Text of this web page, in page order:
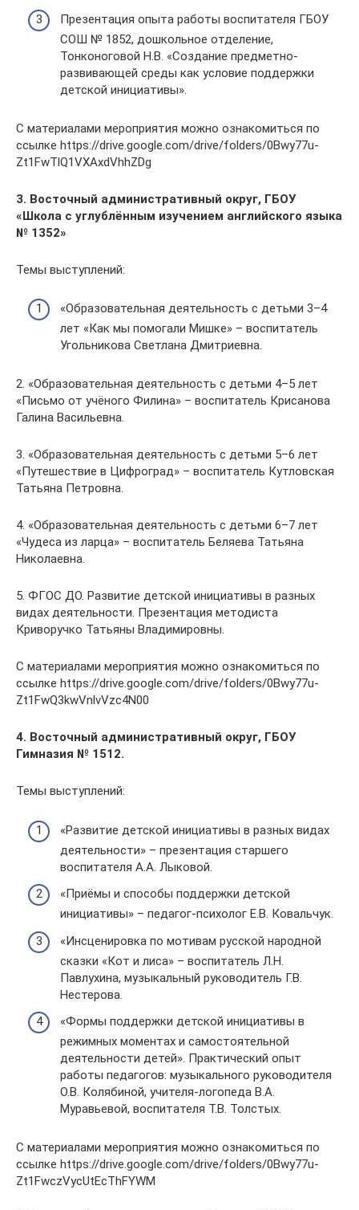
Презентация опыта работы воспитателя ГБОУ
СОШ № 1852, дошкольное отделение,
Тонконоговой Н.В. «Создание предметно-
развивающей среды как условие поддержки
детской инициативы».
С материалами мероприятия можно ознакомиться по
ссылке https://drive.google.com/drive/folders/0Bwy77u-
Zt1FwTlQ1VXAxdVhhZDg
3. Восточный административный округ, ГБОУ
«Школа с углублённым изучением английского языка
№ 1352»
Темы выступлений:
«Образовательная деятельность с детьми 3–4
лет «Как мы помогали Мишке» – воспитатель
Угольникова Светлана Дмитриевна.
2. «Образовательная деятельность с детьми 4–5 лет
«Письмо от учёного Филина» – воспитатель Крисанова
Галина Васильевна.
3. «Образовательная деятельность с детьми 5–6 лет
«Путешествие в Цифроград» – воспитатель Кутловская
Татьяна Петровна.
4. «Образовательная деятельность с детьми 6–7 лет
«Чудеса из ларца» – воспитатель Беляева Татьяна
Николаевна.
5. ФГОС ДО. Развитие детской инициативы в разных
видах деятельности. Презентация методиста
Криворучко Татьяны Владимировны.
С материалами мероприятия можно ознакомиться по
ссылке https://drive.google.com/drive/folders/0Bwy77u-
Zt1FwQ3kwVnlvVzc4N00
4. Восточный административный округ, ГБОУ
Гимназия № 1512.
Темы выступлений:
«Развитие детской инициативы в разных видах
деятельности» – презентация старшего
воспитателя А.А. Лыковой.
«Приёмы и способы поддержки детской
инициативы» – педагог-психолог Е.В. Ковальчук.
«Инсценировка по мотивам русской народной
сказки «Кот и лиса» – воспитатель Л.Н.
Павлухина, музыкальный руководитель Г.В.
Нестерова.
«Формы поддержки детской инициативы в
режимных моментах и самостоятельной
деятельности детей». Практический опыт
работы педагогов: музыкального руководителя
О.В. Колябиной, учителя-логопеда В.А.
Муравьевой, воспитателя Т.В. Толстых.
С материалами мероприятия можно ознакомиться по
ссылке https://drive.google.com/drive/folders/0Bwy77u-
Zt1FwczVycUtEcThFYWM